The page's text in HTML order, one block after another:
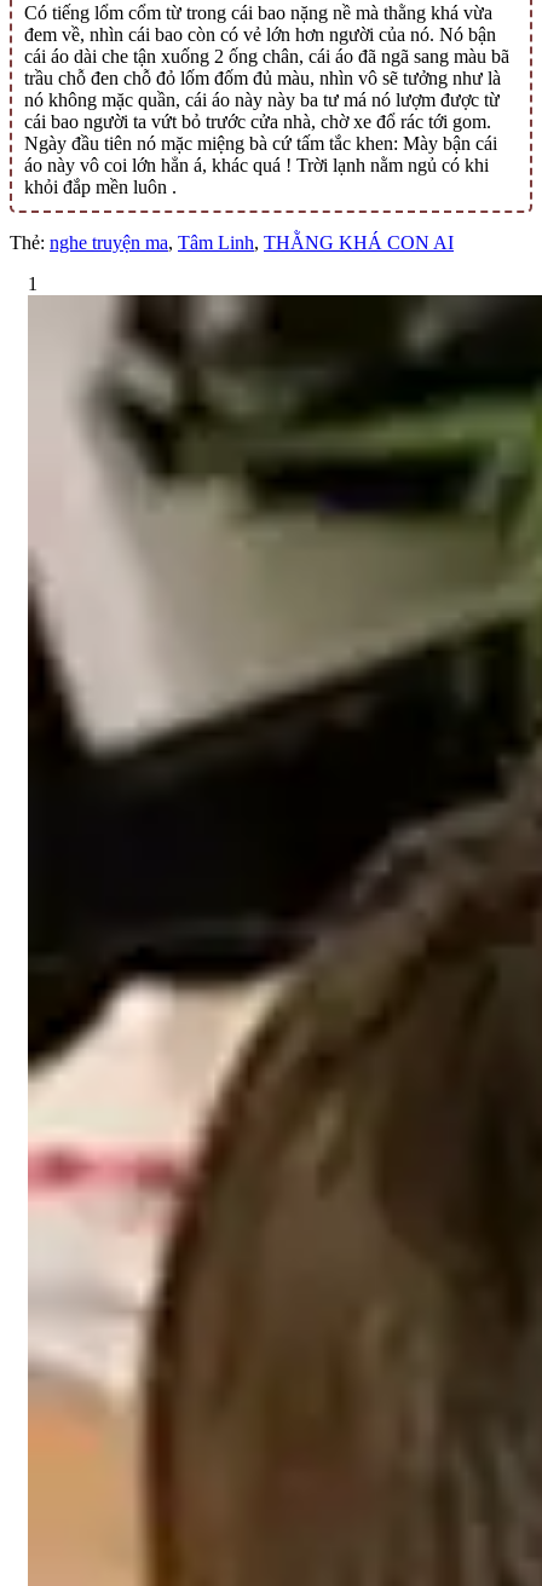
Có tiếng lổm cổm từ trong cái bao nặng nề mà thằng khá vừa
đem về, nhìn cái bao còn có vẻ lớn hơn người của nó. Nó bận
cái áo dài che tận xuống 2 ống chân, cái áo đã ngã sang màu bã
trầu chỗ đen chỗ đỏ lốm đốm đủ màu, nhìn vô sẽ tưởng như là
nó không mặc quần, cái áo này này ba tư má nó lượm được từ
cái bao người ta vứt bỏ trước cửa nhà, chờ xe đổ rác tới gom.
Ngày đầu tiên nó mặc miệng bà cứ tấm tắc khen: Mày bận cái
áo này vô coi lớn hẳn á, khác quá ! Trời lạnh nằm ngủ có khi
khỏi đắp mền luôn .
Thẻ: nghe truyện ma, Tâm Linh, THẰNG KHÁ CON AI
1